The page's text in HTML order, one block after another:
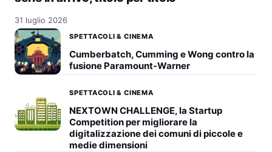
31 luglio 2026
SPETTACOLI & CINEMA
Cumberbatch, Cumming e Wong contro la
fusione Paramount-Warner
SPETTACOLI & CINEMA
NEXTOWN CHALLENGE, la Startup
Competition per migliorare la
digitalizzazione dei comuni di piccole e
medie dimensioni